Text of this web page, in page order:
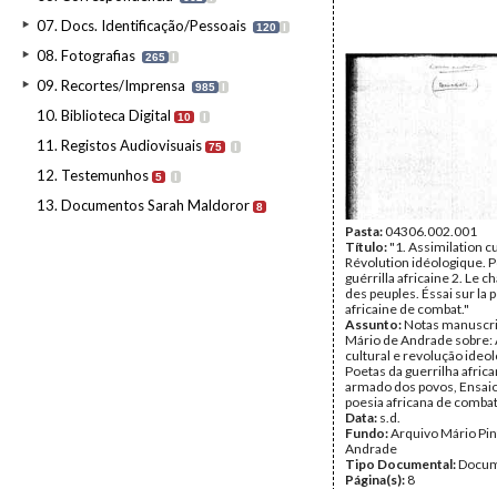
07. Docs. Identificação/Pessoais 120 I
08. Fotografias 265 I
09. Recortes/Imprensa 985 I
10. Biblioteca Digital 10 I
11. Registos Audiovisuais 75 I
12. Testemunhos 5 I
13. Documentos Sarah Maldoror 8
Pasta:04306.002.001
Título:"1. Assimilation
Révolution idéologique.
guérrilla africaine 2. Le
des peuples. Éssai sur la
africaine de combat."
Assunto:Notas
Mário de Andrade sobre:
cultural e revolução
Poetas da guerrilha
armado dos povos,
poesia africana de
Data: s.d.
Fundo:Arquivo Mário
Andrade
Tipo Documental:
Página(s): 8